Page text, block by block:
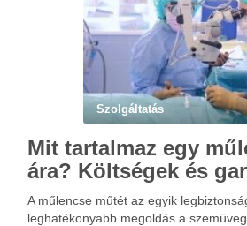
Szolgáltatás
Mit tartalmaz egy
ára? Költségek és
A műlencse műtét az egyik
leghatékonyabb megoldás a